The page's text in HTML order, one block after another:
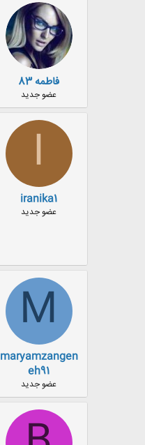
فاطمه 83
عضو جدید
I
iranika1
عضو جدید
M
maryamzangen
eh91
عضو جدید